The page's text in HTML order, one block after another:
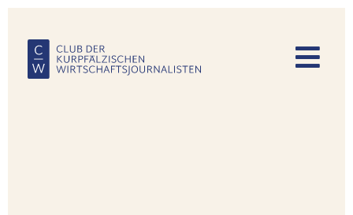
zum
Inhalt